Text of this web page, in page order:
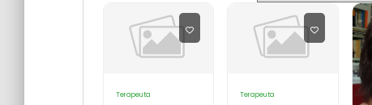
Terapeuta Terapeuta